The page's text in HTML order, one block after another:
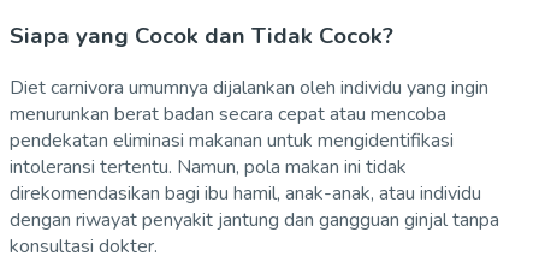
Siapa yang Cocok dan Tidak Cocok?
Diet carnivora umumnya dijalankan oleh individu yang ingin
menurunkan berat badan secara cepat atau mencoba
pendekatan eliminasi makanan untuk mengidentifikasi
intoleransi tertentu. Namun, pola makan ini tidak
direkomendasikan bagi ibu hamil, anak-anak, atau individu
dengan riwayat penyakit jantung dan gangguan ginjal tanpa
konsultasi dokter.